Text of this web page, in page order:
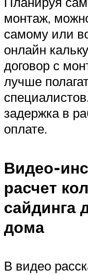
монтаж,
самому или
онлайн
договор с
лучше
задержка в
оплате.
Видео-
расчет
сайдинга
дома
В видео